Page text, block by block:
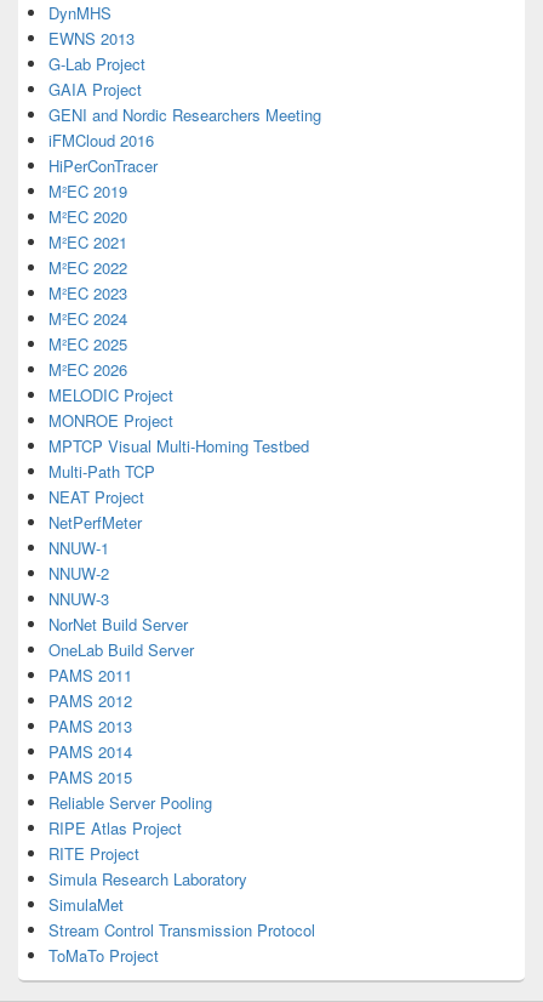
DynMHS
EWNS 2013
G-Lab Project
GAIA Project
GENI and Nordic Researchers Meeting
iFMCloud 2016
HiPerConTracer
M²EC 2019
M²EC 2020
M²EC 2021
M²EC 2022
M²EC 2023
M²EC 2024
M²EC 2025
M²EC 2026
MELODIC Project
MONROE Project
MPTCP Visual Multi-Homing Testbed
Multi-Path TCP
NEAT Project
NetPerfMeter
NNUW-1
NNUW-2
NNUW-3
NorNet Build Server
OneLab Build Server
PAMS 2011
PAMS 2012
PAMS 2013
PAMS 2014
PAMS 2015
Reliable Server Pooling
RIPE Atlas Project
RITE Project
Simula Research Laboratory
SimulaMet
Stream Control Transmission Protocol
ToMaTo Project